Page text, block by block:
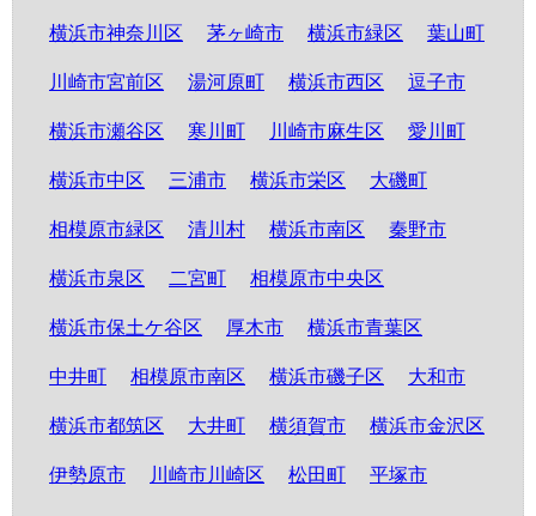
横浜市神奈川区 茅ヶ崎市 横浜市緑区 葉山町
川崎市宮前区 湯河原町 横浜市西区 逗子市
横浜市瀬谷区 寒川町 川崎市麻生区 愛川町
横浜市中区 三浦市 横浜市栄区 大磯町
相模原市緑区 清川村 横浜市南区 秦野市
横浜市泉区 二宮町 相模原市中央区
横浜市保土ケ谷区 厚木市 横浜市青葉区
中井町 相模原市南区 横浜市磯子区 大和市
横浜市都筑区 大井町 横須賀市 横浜市金沢区
伊勢原市 川崎市川崎区 松田町 平塚市